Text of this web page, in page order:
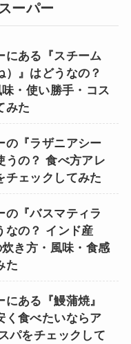
ーパー
にある『スチーム
）』はどうなの？
・使い勝手・コス
みた
の『ラザニアシー
うの？ 食べ方アレ
チェックしてみた
の『バスマティラ
なの？ インド産
き方・風味・食感
た
ある『鰻蒲焼』
く食べたいならア
パをチェックして